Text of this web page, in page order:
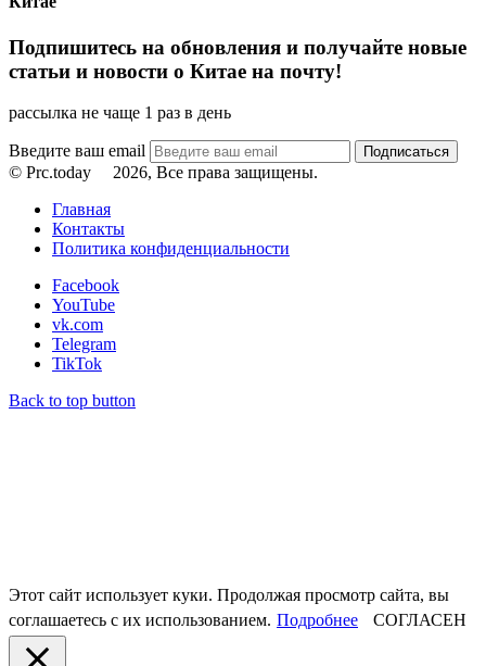
Подпишитесь на обновления и получайте новые
статьи и новости о Китае на почту!
рассылка не чаще 1 раз в день
Введите ваш email
© Prc.today
2026, Все права защищены.
Главная
Контакты
Политика конфиденциальности
Facebook
YouTube
vk.com
Telegram
TikTok
Back to top button
Этот сайт использует куки. Продолжая просмотр сайта, вы
соглашаетесь с их использованием. Подробнее СОГЛАСЕН